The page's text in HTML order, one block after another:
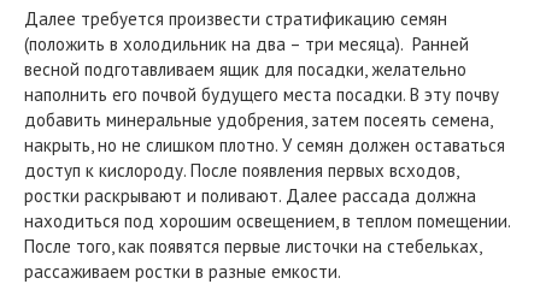
Далее требуется произвести стратификацию семян
(положить в холодильник на два – три месяца). Ранней
весной подготавливаем ящик для посадки, желательно
наполнить его почвой будущего места посадки. В эту почву
добавить минеральные удобрения, затем посеять семена,
накрыть, но не слишком плотно. У семян должен оставаться
доступ к кислороду. После появления первых всходов,
ростки раскрывают и поливают. Далее рассада должна
находиться под хорошим освещением, в теплом помещении.
После того, как появятся первые листочки на стебельках,
рассаживаем ростки в разные емкости.